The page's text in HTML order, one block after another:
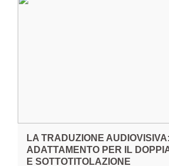
LA TRADUZIONE AUDIOVISIVA:
ADATTAMENTO PER IL
E SOTTOTITOLAZIONE